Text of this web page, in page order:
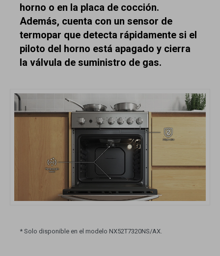
horno o en la placa de cocción.
Además, cuenta con un sensor de
termopar que detecta rápidamente si el
piloto del horno está apagado y cierra
la válvula de suministro de gas.
* Solo disponible en el modelo NX52T7320NS/AX.